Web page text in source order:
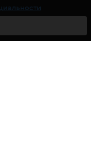
чем. Здоровье